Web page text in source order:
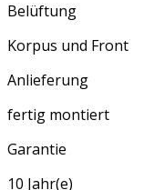
Belüftung
Korpus und Front
Anlieferung
fertig montiert
Garantie
10 Jahr(e)